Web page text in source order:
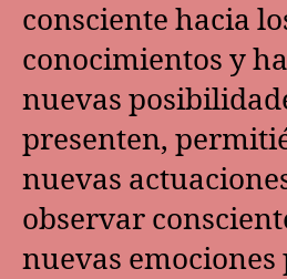
consciente hacia
conocimientos y
nuevas
presenten,
nuevas
observar
nuevas emociones